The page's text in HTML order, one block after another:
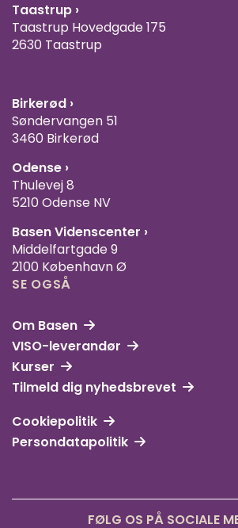
Taastrup ›
Taastrup Hovedgade 175
2630 Taastrup
Birkerød ›
Søndervangen 51
3460 Birkerød
Odense ›
Thulevej 8
5210 Odense NV
Basen Videnscenter ›
Middelfartgade 9
2100 København Ø
SE OGSÅ
Om Basen
VISO-leverandør
Kurser
Tilmeld dig nyhedsbrevet
Cookiepolitik
Persondatapolitik
FØLG OS PÅ SOCIALE